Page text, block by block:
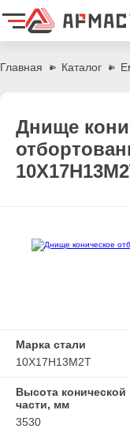
Главная
Каталог
Днище
Марка стали
10Х17Н13М2Т
Высота конической
части, мм
3530